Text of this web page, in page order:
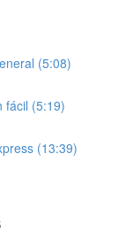
(5:08)
fácil (5:19)
(13:39)